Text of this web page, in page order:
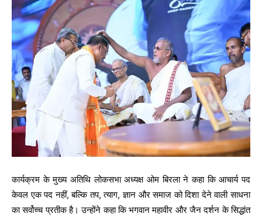
कार्यक्रम के मुख्य अतिथि लोकसभा अध्यक्ष ओम बिरला ने कहा कि आचार्य पद
केवल एक पद नहीं, बल्कि तप, त्याग, ज्ञान और समाज को दिशा देने वाली साधना
का सर्वोच्च प्रतीक है। उन्होंने कहा कि भगवान महावीर और जैन दर्शन के सिद्धांत